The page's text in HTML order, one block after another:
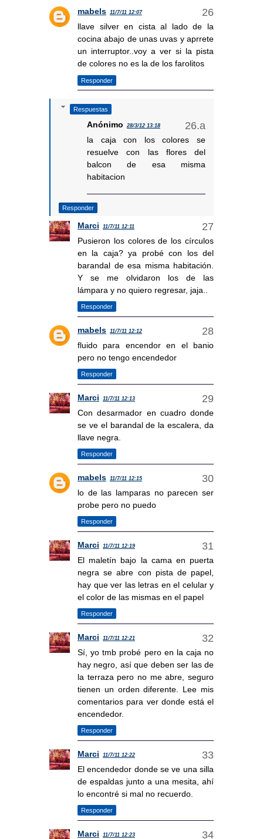
mabels 11/7/11 12:07
llave silver en cista al lado de la
cocina abajo de unas uvas y aprrete
un interruptor..voy a ver si la pista
de colores no es la de los farolitos
Responder
Respuestas
Anónimo 28/3/12 13:18
la caja con los colores se
resuelve con las flores del
balcon de esa misma
habitacion
Responder
Marci 11/7/11 12:11
Pusieron los colores de los círculos
en la caja? ya probé con los del
barandal de esa misma habitación.
Y se me olvidaron los de las
lámpara y no quiero regresar, jaja..
Responder
mabels 11/7/11 12:12
fluido para encendor en el banio
pero no tengo encendedor
Responder
Marci 11/7/11 12:13
Con desarmador en cuadro donde
se ve el barandal de la escalera, da
llave negra.
Responder
mabels 11/7/11 12:15
lo de las lamparas no parecen ser
probe pero no puedo
Responder
Marci 11/7/11 12:19
El maletín bajo la cama en puerta
negra se abre con pista de papel,
hay que ver las letras en el celular y
el color de las mismas en el papel
Responder
Marci 11/7/11 12:21
Sí, yo tmb probé pero en la caja no
hay negro, así que deben ser las de
la terraza pero no me abre, seguro
tienen un orden diferente. Lee mis
comentarios para ver donde está el
encendedor.
Responder
Marci 11/7/11 12:22
El encendedor donde se ve una silla
de espaldas junto a una mesita, ahí
lo encontré si mal no recuerdo.
Responder
Marci 11/7/11 12:23